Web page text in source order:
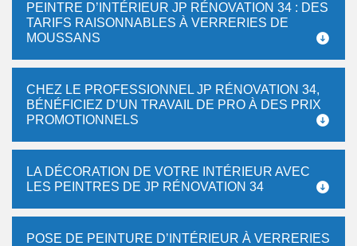
PEINTRE D’INTÉRIEUR JP RÉNOVATION 34 : DES
TARIFS RAISONNABLES À VERRERIES DE
MOUSSANS
CHEZ LE PROFESSIONNEL JP RÉNOVATION 34,
BÉNÉFICIEZ D’UN TRAVAIL DE PRO À DES PRIX
PROMOTIONNELS
LA DÉCORATION DE VOTRE INTÉRIEUR AVEC
LES PEINTRES DE JP RÉNOVATION 34
POSE DE PEINTURE D’INTÉRIEUR À VERRERIES